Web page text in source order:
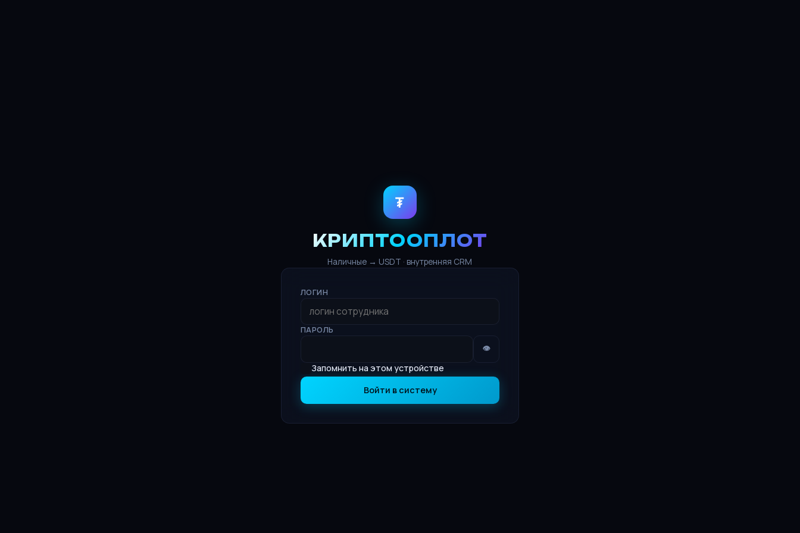
₮
КРИПТООПЛОТ
Наличные → USDT · внутренняя CRM
ЛОГИН
ПАРОЛЬ
👁
Запомнить на этом устройстве
Войти в систему